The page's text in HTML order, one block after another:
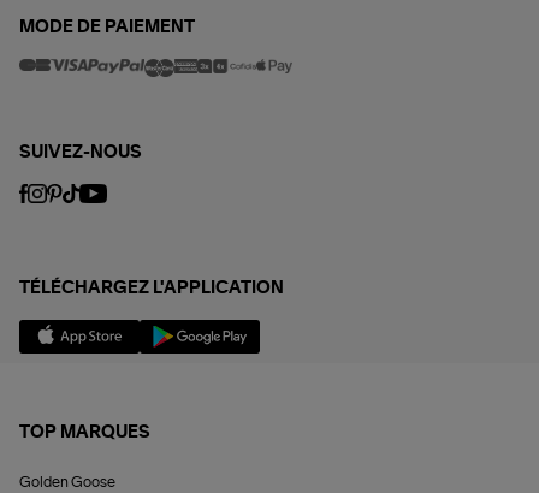
MODE DE PAIEMENT
SUIVEZ-NOUS
TÉLÉCHARGEZ L'APPLICATION
TOP MARQUES
Golden Goose